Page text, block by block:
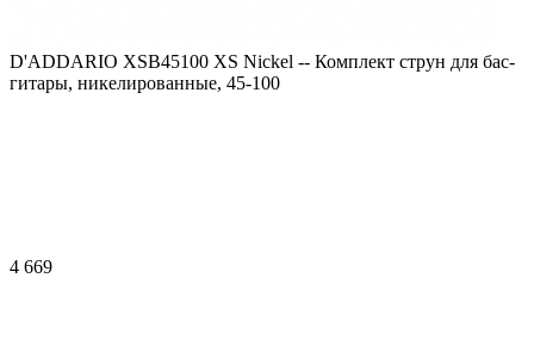
D'ADDARIO XSB45100 XS Nickel -- Комплект струн для бас-
гитары, никелированные, 45-100
4 669